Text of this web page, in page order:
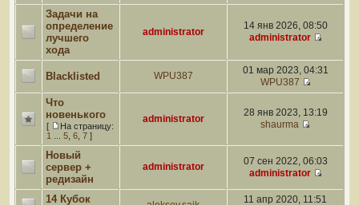
Задачи на
определение
лучшего
хода
administrator
14 янв 2026, 08:50
administrator
Blacklisted WPU387
01 мар 2023, 04:31
WPU387
Что
новенького
[
На страницу:
1
5 6 7 ]
administrator
28 янв 2023, 13:19
shaurma
Новый
сервер +
редизайн
administrator
07 сен 2022, 06:03
administrator
14 Кубок
11 апр 2020, 11:51